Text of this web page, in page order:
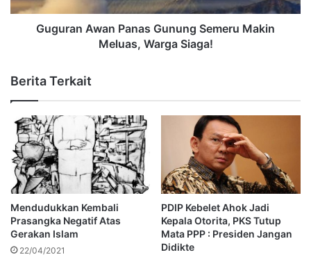
Guguran Awan Panas Gunung Semeru Makin
Meluas, Warga Siaga!
Berita Terkait
Mendudukkan Kembali
Prasangka Negatif Atas
Gerakan Islam
22/04/2021
PDIP Kebelet Ahok Jadi
Kepala Otorita, PKS Tutup
Mata PPP : Presiden Jangan
Didikte